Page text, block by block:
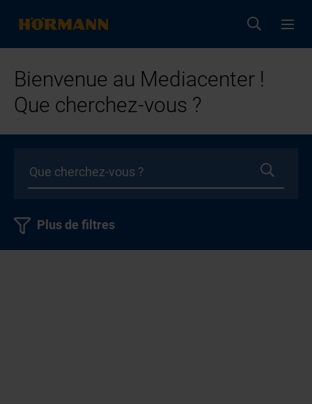
Bienvenue au Mediacenter !
Que cherchez-vous ?
Plus de filtres